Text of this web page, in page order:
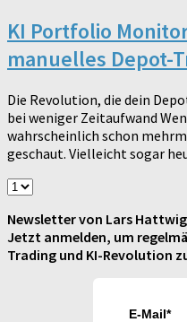
KI Portfolio
manuelles Depot-
Die Revolution, die dein
bei weniger Zeitaufwand
wahrscheinlich schon
geschaut. Vielleicht sogar
Newsletter von Lars
Jetzt anmelden, um
Trading und KI-Revolution
E-Mail*